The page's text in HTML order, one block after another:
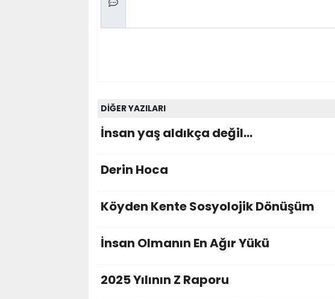
DİĞER YAZILARI
İnsan yaş aldıkça değil...
Derin Hoca
Köyden Kente Sosyolojik Dönüşüm
İnsan Olmanın En Ağır Yükü
2025 Yılının Z Raporu